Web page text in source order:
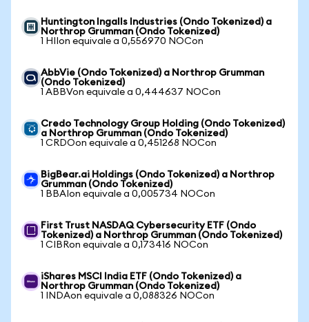
Huntington Ingalls Industries (Ondo Tokenized) a
Northrop Grumman (Ondo Tokenized)
1 HIIon equivale a 0,556970 NOCon
AbbVie (Ondo Tokenized) a Northrop Grumman
(Ondo Tokenized)
1 ABBVon equivale a 0,444637 NOCon
Credo Technology Group Holding (Ondo Tokenized)
a Northrop Grumman (Ondo Tokenized)
1 CRDOon equivale a 0,451268 NOCon
BigBear.ai Holdings (Ondo Tokenized) a Northrop
Grumman (Ondo Tokenized)
1 BBAIon equivale a 0,005734 NOCon
First Trust NASDAQ Cybersecurity ETF (Ondo
Tokenized) a Northrop Grumman (Ondo Tokenized)
1 CIBRon equivale a 0,173416 NOCon
iShares MSCI India ETF (Ondo Tokenized) a
Northrop Grumman (Ondo Tokenized)
1 INDAon equivale a 0,088326 NOCon